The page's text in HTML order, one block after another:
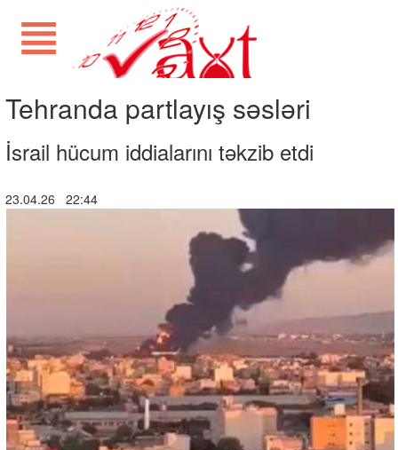
Tehranda partlayış səsləri
İsrail hücum iddialarını təkzib etdi
23.04.26 22:44